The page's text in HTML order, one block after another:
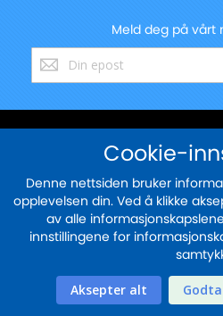
Meld deg på vårt
Registrer
deg
vårt
nyhetsbrev:
Cookie-
Denne nettsiden bruker
opplevelsen din. Ved å klikke
av alle
innstillingene for
Aksepter alt